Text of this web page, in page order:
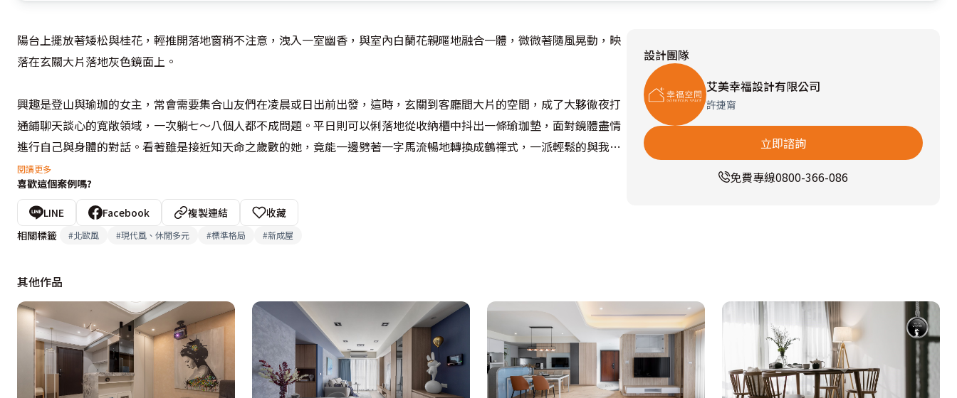
陽台上擺放著矮松與桂花，輕推開落地窗稍不注意，洩入一室幽香，與室內白蘭花親暱地融合一體，微微著隨風晃動，映
落在玄關大片落地灰色鏡面上。
興趣是登山與瑜珈的女主，常會需要集合山友們在凌晨或日出前出發，這時，玄關到客廳間大片的空間，成了大夥徹夜打
通鋪聊天談心的寬敞領域，一次躺七～八個人都不成問題。平日則可以俐落地從收納櫃中抖出一條瑜珈墊，面對鏡體盡情
進行自己與身體的對話。看著雖是接近知天命之歲數的她，竟能一邊劈著一字馬流暢地轉換成鶴禪式，一派輕鬆的與我們
談笑風生，令人由衷欽佩。
自律的女主對自己形體的要求與空間的要求是如此的一致和諧：她保持優美的骨幹與姿態，磊落面對自己最基本與重要的
需求。因此過去為了保留歲月軌跡而做成套的收納櫃，也捨棄掉了。以免櫃體過分侵蝕生活動線與空間。除了玄關必備的
之物能一起入住新宅。
整體空間以白與灰為主題色，在書桌區後方選擇淺褐色的立體面壁布，與整片使用義大利設計卡拉卡塔金的薄型陶板電視
牆相呼應。流動在山脈裡的金黃色，讓冰冷質感的石材反湧出一份溫暖。
推開書房後的隱藏門進入到臥室，深夜寧靜的高樓裡仍可俯瞰腳下川流不息的熱鬧夜景。床區設有兩盞小月夜山形壁燈，
閱讀更多
喜歡這個案例嗎?
LINE Facebook 複製連結
收藏
相關標籤
#北歐風 #現代風、休閒多元 #標準格局 #新成屋
設計團隊
艾美幸福設計有限公司
許捷甯
立即諮詢
免費專線0800-366-086
其他作品